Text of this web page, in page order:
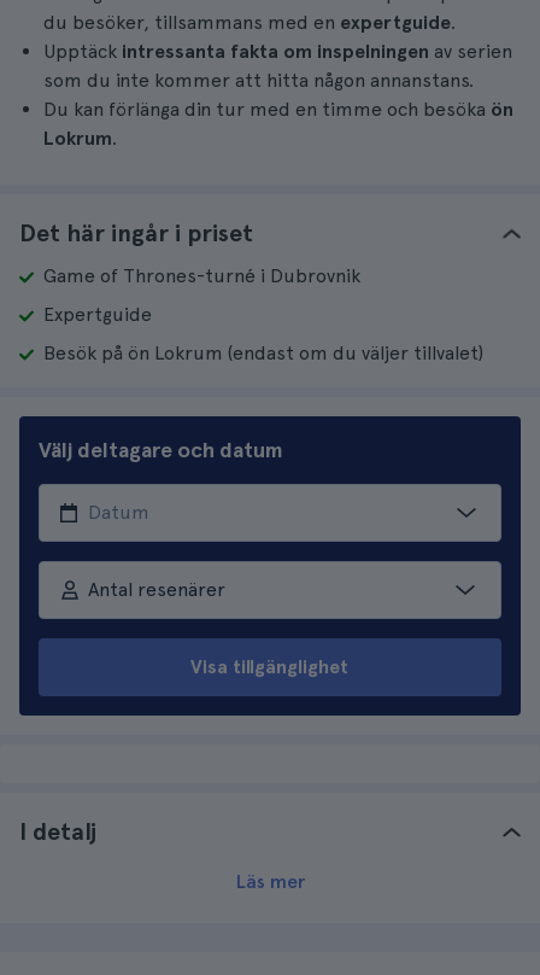
du besöker, tillsammans med en expertguide.
Upptäck intressanta fakta om inspelningen av serien
som du inte kommer att hitta någon annanstans.
Du kan förlänga din tur med en timme och besöka ön
Lokrum.
Det här ingår i priset
Game of Thrones-turné i Dubrovnik
Expertguide
Besök på ön Lokrum (endast om du väljer tillvalet)
Välj deltagare och datum
Antal resenärer
Visa tillgänglighet
I detalj
Läs mer